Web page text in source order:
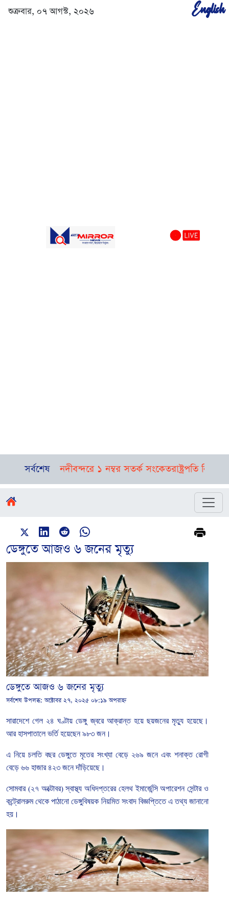
শুক্রবার, ০৭ আগস্ট, ২০২৬ English
সর্বশেষনদীবন্দরে ১ নম্বর সতর্ক সংকেতরাষ্ট্রপতি
ডেঙ্গুতে আজও ৬ জনের মৃত্যু
ডেঙ্গুতে আজও ৬ জনের মৃত্যু
সর্বশেষ উপলব্ধ:অক্টোবর ২৭, ২০২৫ ০৮:১৯ অপরাহ্ন
সারাদেশে গেল ২৪ ঘণ্টায় ডেঙ্গু জ্বরে আক্রান্ত হয়ে ছয়জনের মৃত্যু হয়েছে।
আর হাসপাতালে ভর্তি হয়েছেন ৯৮৩ জন।
এ নিয়ে চলতি বছর ডেঙ্গুতে মৃতের সংখ্যা বেড়ে ২৬৯ জনে এবং শনাক্ত রোগী
বেড়ে ৬৬ হাজার ৪২৩ জনে দাঁড়িয়েছে।
সোমবার(২৭ অক্টোবর)স্বাস্থ্য অধিদপ্তরের হেলথ ইমার্জেন্সি অপারেশন সেন্টার ও
কন্ট্রোলরুম থেকে পাঠানো ডেঙ্গুবিষয়ক নিয়মিত সংবাদ বিজ্ঞপ্তিতে এ তথ্য জানানো
হয়।